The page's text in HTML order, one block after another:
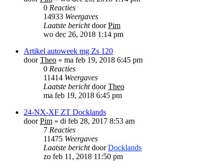
0 Reacties
14933 Weergaves
Laatste berichtdoorPim
wo dec 26, 2018 1:14 pm
Artikel autoweek mg Zs 120
doorTheo » ma feb 19, 2018 6:45 pm
0 Reacties
11414 Weergaves
Laatste berichtdoorTheo
ma feb 19, 2018 6:45 pm
24-NX-XF ZT Docklands
doorPim » di feb 28, 2017 8:53 am
7 Reacties
11475 Weergaves
Laatste berichtdoorDocklands
zo feb 11, 2018 11:50 pm